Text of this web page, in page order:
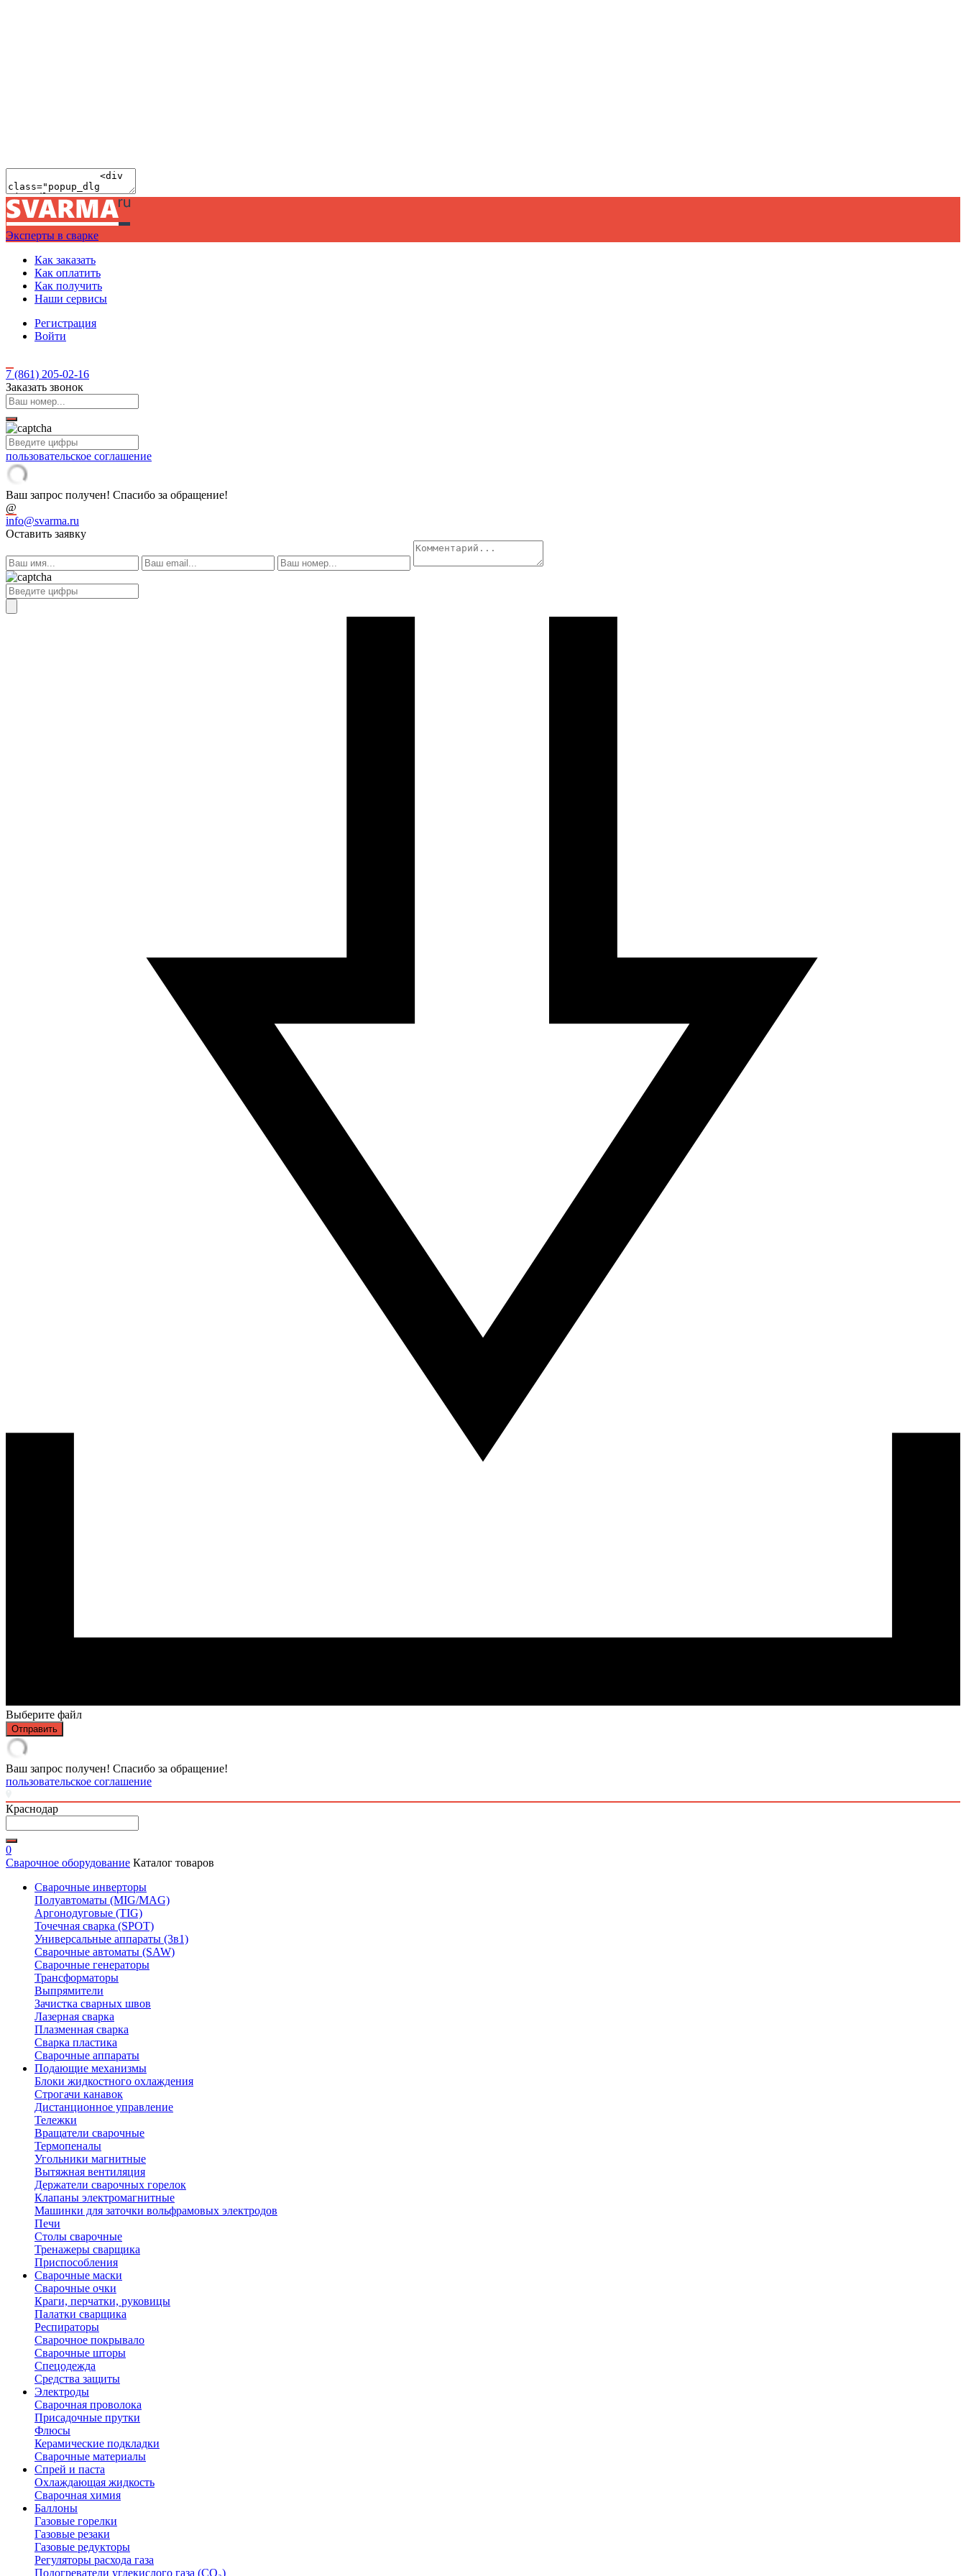
Эксперты в сварке
Как заказать
Как оплатить
Как получить
Наши сервисы
Регистрация
Войти
7 (861) 205-02-16
Заказать звонок
пользовательское соглашение
Ваш запрос получен! Спасибо за обращение!
@
info@svarma.ru
Оставить заявку
Выберите файл
Отправить
Ваш запрос получен! Спасибо за обращение!
пользовательское соглашение
Краснодар
0
Сварочное оборудование Каталог товаров
Сварочные инверторы
Полуавтоматы (MIG/MAG)
Аргонодуговые (TIG)
Точечная сварка (SPOT)
Универсальные аппараты (3в1)
Сварочные автоматы (SAW)
Сварочные генераторы
Трансформаторы
Выпрямители
Зачистка сварных швов
Лазерная сварка
Плазменная сварка
Сварка пластика
Сварочные аппараты
Подающие механизмы
Блоки жидкостного охлаждения
Строгачи канавок
Дистанционное управление
Тележки
Вращатели сварочные
Термопеналы
Угольники магнитные
Вытяжная вентиляция
Держатели сварочных горелок
Клапаны электромагнитные
Машинки для заточки вольфрамовых электродов
Печи
Столы сварочные
Тренажеры сварщика
Приспособления
Сварочные маски
Сварочные очки
Краги, перчатки, руковицы
Палатки сварщика
Респираторы
Сварочное покрывало
Сварочные шторы
Спецодежда
Средства защиты
Электроды
Сварочная проволока
Присадочные прутки
Флюсы
Керамические подкладки
Сварочные материалы
Спрей и паста
Охлаждающая жидкость
Сварочная химия
Баллоны
Газовые горелки
Газовые резаки
Газовые редукторы
Регуляторы расхода газа
Подогреватели углекислого газа (CO₂)